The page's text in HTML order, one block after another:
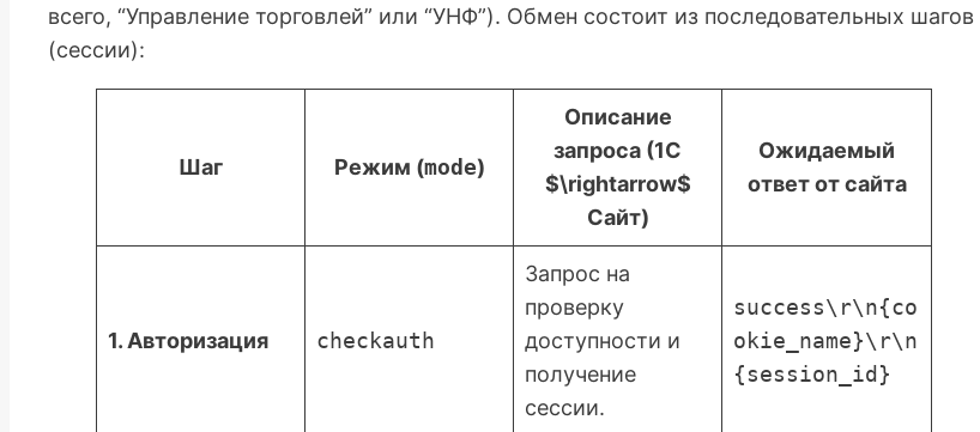
всего, “Управление торговлей” или “УНФ”). Обмен состоит из последовательных шагов
(сессии):
Шаг Режим (mode)
Описание
запроса (1С
$\rightarrow$
Сайт)
Ожидаемый
ответ от сайта
1. Авторизация checkauth
Запрос на
проверку
доступности и
получение
сессии.
success\r\n{co
okie_name}\r\n
{session_id}